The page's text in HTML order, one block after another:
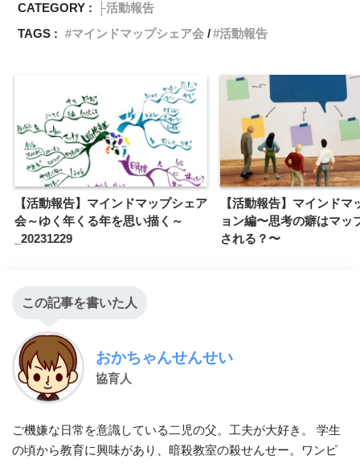
CATEGORY :
├活動報告
TAGS :
マインドマップシェア会 活動報告
【活動報告】マインドマップシェア
会～ゆく年くる年を思い描く～
_20231229
【活動報告】マインドマ
ョン編〜思考の癖はマッ
される？〜
この記事を書いた人
おかちゃんせんせい
協育人
ご機嫌な日常を意識している二児の父。工夫が大好き。 学生
の頃から教育に興味があり、暗殺教室の殺せんせー。ワンピ